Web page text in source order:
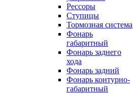
Рессоры
Ступицы
Тормозная система
Фонарь
габаритный
Фонарь заднего
хода
Фонарь задний
Фонарь контурно-
габаритный